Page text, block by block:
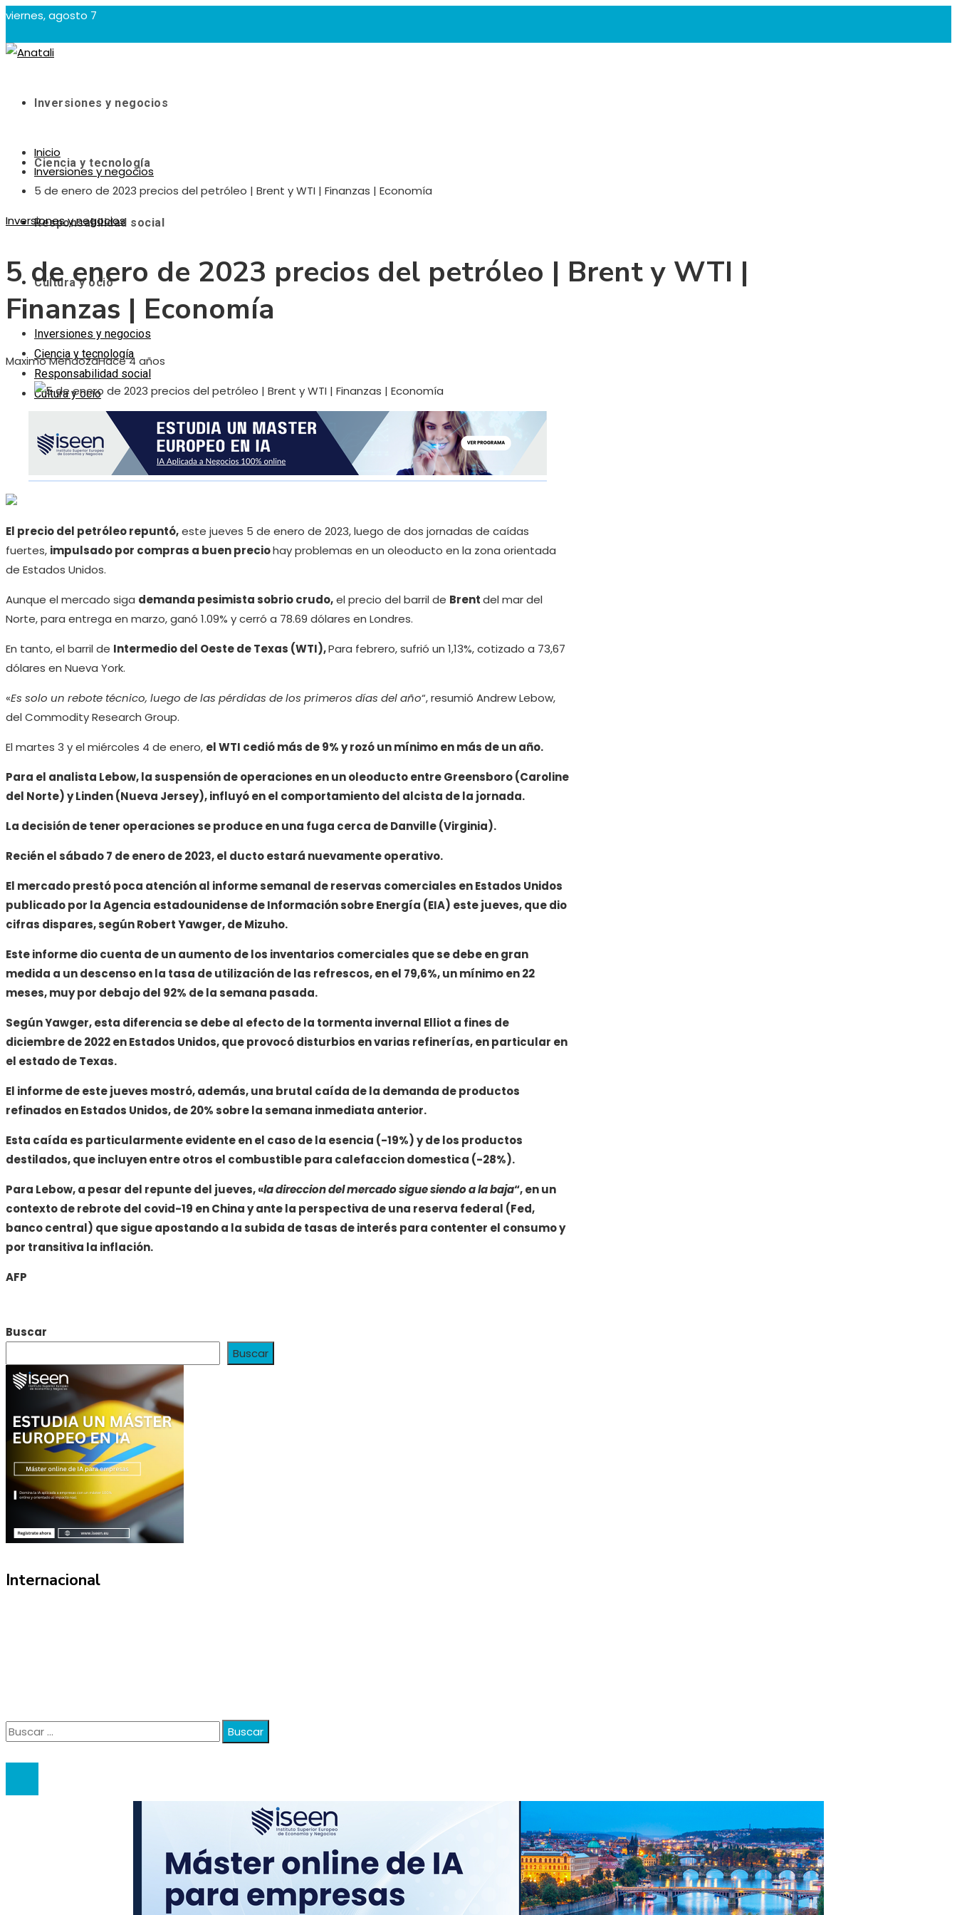
viernes, agosto 7
Inversiones y negocios
Ciencia y tecnología
Responsabilidad social
Cultura y ocio
Inversiones y negocios
Ciencia y tecnología
Responsabilidad social
Cultura y ocio
Inicio
Inversiones y negocios
5 de enero de 2023 precios del petróleo | Brent y WTI | Finanzas | Economía
Inversiones y negocios
5 de enero de 2023 precios del petróleo | Brent y WTI |
Finanzas | Economía
Maximo MendozaHace 4 años
El precio del petróleo repuntó,este jueves 5 de enero de 2023, luego de dos jornadas de caídas
fuertes, impulsado por compras a buen preciohay problemas en un oleoducto en la zona orientada
de Estados Unidos.
Aunque el mercado siga demanda pesimista sobrio crudo,el precio del barril de Brentdel mar del
Norte, para entrega en marzo, ganó 1.09% y cerró a 78.69 dólares en Londres.
En tanto, el barril de Intermedio del Oeste de Texas (WTI),Para febrero, sufrió un 1,13%, cotizado a 73,67
dólares en Nueva York.
«Es solo un rebote técnico, luego de las pérdidas de los primeros días del año“, resumió Andrew Lebow,
del Commodity Research Group.
El martes 3 y el miércoles 4 de enero, el WTI cedió más de 9% y rozó un mínimo en más de un año.
Para el analista Lebow, la suspensión de operaciones en un oleoducto entre Greensboro (Caroline
del Norte) y Linden (Nueva Jersey), influyó en el comportamiento del alcista de la jornada.
La decisión de tener operaciones se produce en una fuga cerca de Danville (Virginia).
Recién el sábado 7 de enero de 2023, el ducto estará nuevamente operativo.
El mercado prestó poca atención al informe semanal dereservas comerciales en Estados Unidos
publicado por la Agencia estadounidense de Información sobre Energía (EIA) este jueves, que dio
cifras dispares, según Robert Yawger, de Mizuho.
Este informe dio cuenta de un aumento de los inventarios comerciales que se debe en gran
medida a undescenso en la tasa de utilización de las refrescos,en el 79,6%, un mínimo en 22
meses, muy por debajo del 92% de la semana pasada.
Según Yawger, esta diferencia se debe al efecto de la tormenta invernal Elliot a fines de
diciembre de 2022 en Estados Unidos, que provocó disturbios en varias refinerías, en particular en
el estado de Texas.
El informe de este jueves mostró, además, una brutal caída de la demanda de productos
refinados en Estados Unidos, de 20% sobre la semana inmediata anterior.
Esta caída es particularmente evidente en el caso de la esencia (-19%) y de los productos
destilados, que incluyen entre otros el combustible para calefaccion domestica (-28%).
Para Lebow, a pesar del repunte del jueves, «la direccion del mercado sigue siendo a la baja“, en un
contexto de rebrote del covid-19 en China y ante la perspectiva de una reserva federal (Fed,
banco central) que sigue apostando a la subida de tasas de interés para contenter el consumo y
por transitiva la inflación.
AFP
Buscar
Buscar
Internacional
Buscar: